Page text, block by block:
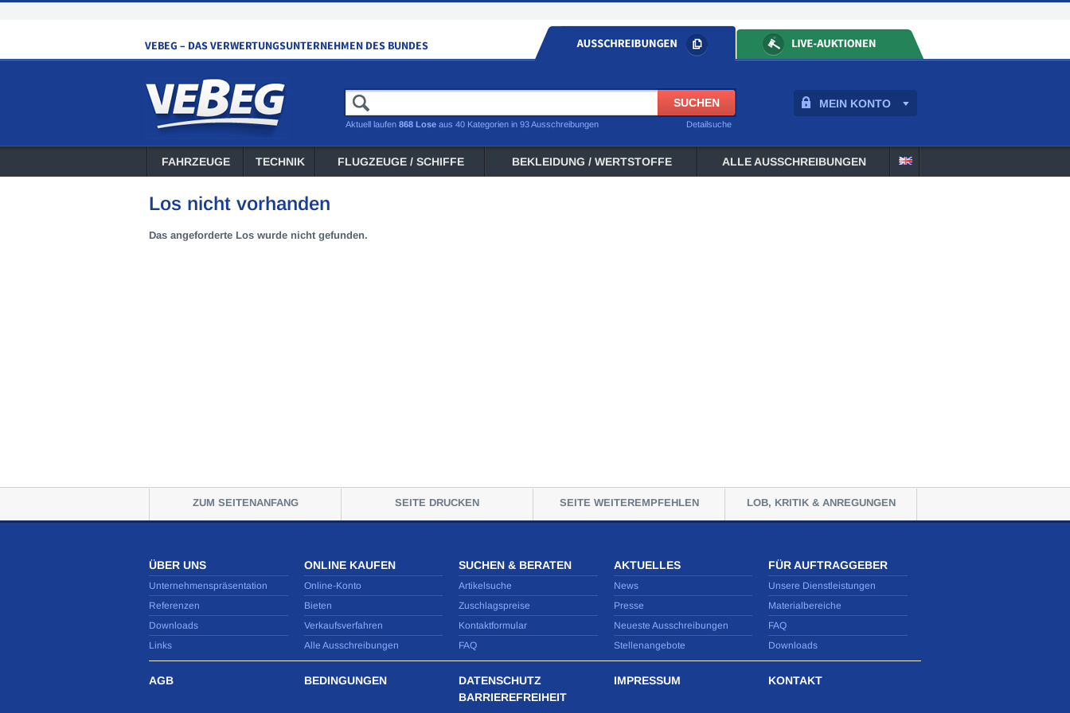
MEIN KONTO
Detailsuche
Aktuell laufen 868 Lose aus 40 Kategorien in 93 Ausschreibungen
FAHRZEUGE TECHNIK FLUGZEUGE / SCHIFFE BEKLEIDUNG / WERTSTOFFE ALLE AUSSCHREIBUNGEN
Los nicht vorhanden
Das angeforderte Los wurde nicht gefunden.
ZUM SEITENANFANG SEITE DRUCKEN SEITE WEITEREMPFEHLEN LOB, KRITIK & ANREGUNGEN
ÜBER UNS
Unternehmenspräsentation
Referenzen
Downloads
Links
ONLINE KAUFEN
Online-Konto
Bieten
Verkaufsverfahren
Alle Ausschreibungen
SUCHEN & BERATEN
Artikelsuche
Zuschlagspreise
Kontaktformular
FAQ
AKTUELLES
News
Presse
Neueste Ausschreibungen
Stellenangebote
FÜR AUFTRAGGEBER
Unsere Dienstleistungen
Materialbereiche
FAQ
Downloads
AGB BEDINGUNGEN
DATENSCHUTZ
BARRIEREFREIHEIT
IMPRESSUM KONTAKT